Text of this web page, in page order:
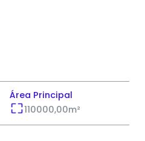
Área Principal
110000,00m²